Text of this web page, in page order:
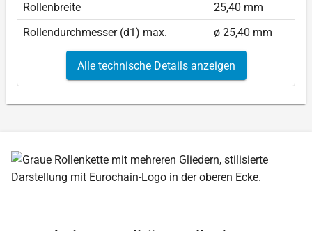
Rollenbreite
25,40 mm
Rollendurchmesser (d1) max.
ø 25,40 mm
Alle technische Details anzeigen